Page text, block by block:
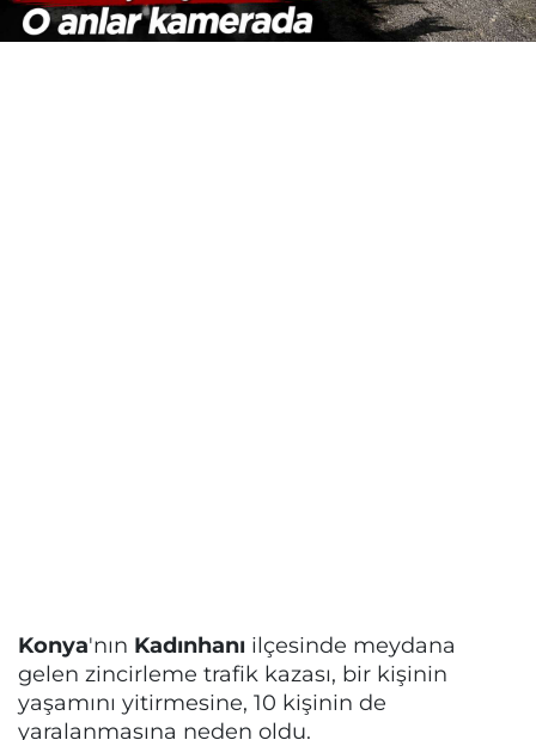
Konya'nın Kadınhanı ilçesinde meydana
gelen zincirleme trafik kazası, bir kişinin
yaşamını yitirmesine, 10 kişinin de
yaralanmasına neden oldu.